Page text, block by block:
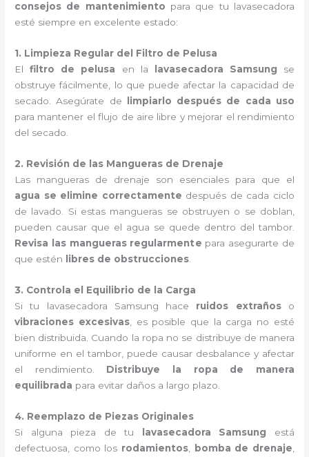
consejos de mantenimiento para que tu lavasecadora
esté siempre en excelente estado:
1. Limpieza Regular del Filtro de Pelusa
Elfiltro de pelusa en la lavasecadora Samsung se
obstruye fácilmente, lo que puede afectar la capacidad de
secado. Asegúrate de
limpiarlo después de cada uso
para mantener el flujo de aire libre y mejorar el rendimiento
del secado.
2. Revisión de las Mangueras de Drenaje
Las mangueras de drenaje son esenciales para que el
agua se elimine correctamente después de cada ciclo
de lavado. Si estas mangueras se obstruyen o se doblan,
pueden causar que el agua se quede dentro del tambor.
Revisa las mangueras regularmente para asegurarte de
que estén
libres de obstrucciones
3. Controla el Equilibrio de la Carga
Si tu lavasecadora Samsung hace ruidos extrañoso
vibraciones excesivas, es posible que la carga no esté
bien distribuida. Cuando la ropa no se distribuye de manera
uniforme en el tambor, puede causar desbalance y afectar
el rendimiento. Distribuye la ropa de manera
equilibrada para evitar daños a largo plazo.
4. Reemplazo de Piezas Originales
Si alguna pieza de tu lavasecadora Samsung está
defectuosa, como los rodamientos bomba de drenaje